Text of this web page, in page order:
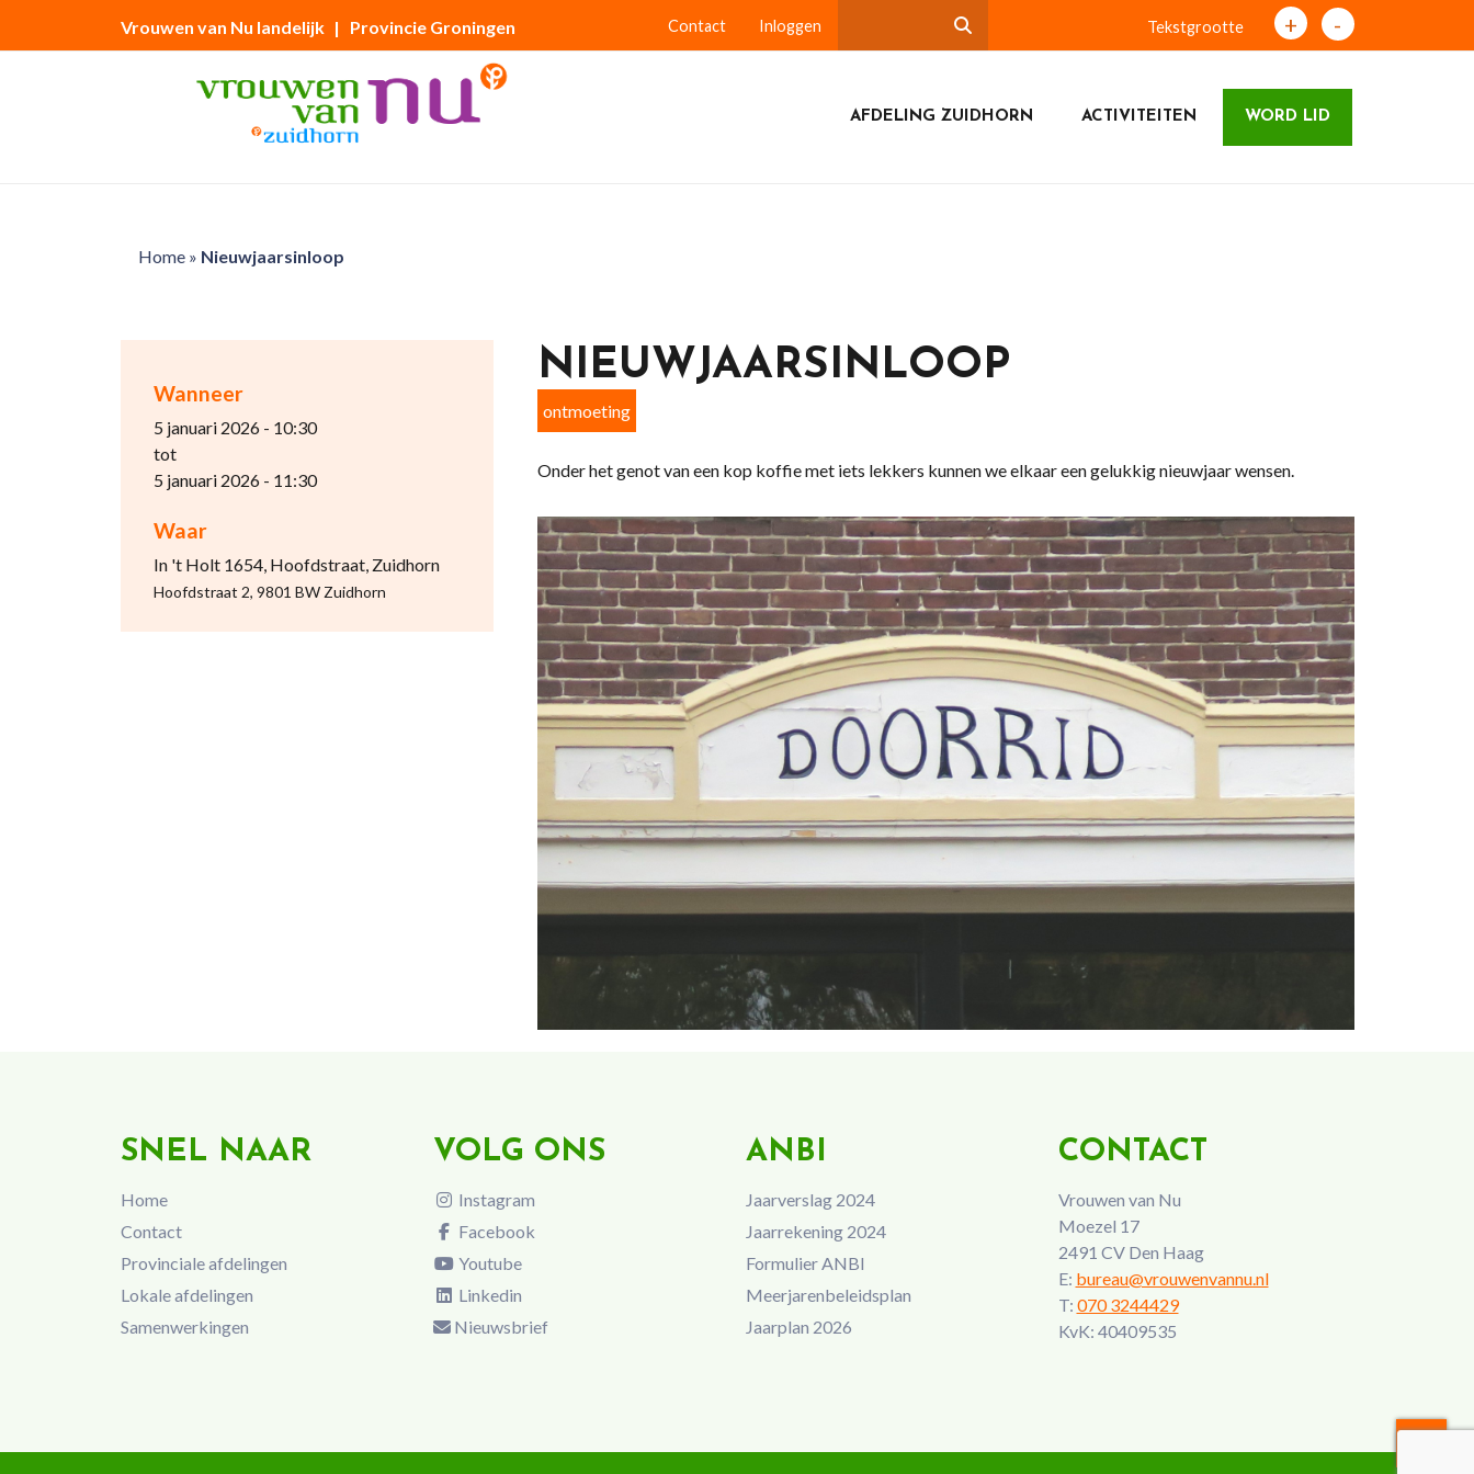
Vrouwen van Nu landelijk | Provincie Groningen Contact Inloggen Tekstgrootte + -
AFDELING ZUIDHORN ACTIVITEITEN WORD LID
Home» Nieuwjaarsinloop
Wanneer
5 januari 2026 - 10:30
tot
5 januari 2026 - 11:30
Waar
In 't Holt 1654, Hoofdstraat, Zuidhorn
Hoofdstraat 2, 9801 BW Zuidhorn
NIEUWJAARSINLOOP
ontmoeting
Onder het genot van een kop koffie met iets lekkers kunnen we elkaar een gelukkig nieuwjaar wensen.
SNEL NAAR
Home
Contact
Provinciale afdelingen
Lokale afdelingen
Samenwerkingen
VOLG ONS
Instagram
Facebook
Youtube
Linkedin
Nieuwsbrief
ANBI
Jaarverslag 2024
Jaarrekening 2024
Formulier ANBI
Meerjarenbeleidsplan
Jaarplan 2026
CONTACT
Vrouwen van Nu
Moezel 17
2491 CV Den Haag
E: bureau@vrouwenvannu.nl
T: 070 3244429
KvK: 40409535